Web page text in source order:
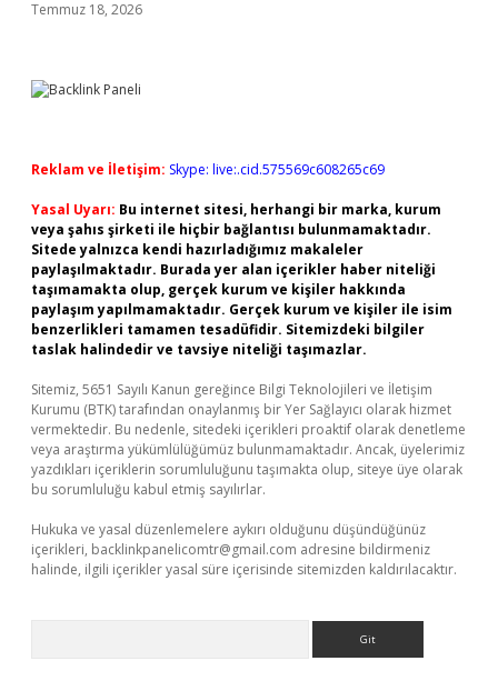
Temmuz 18, 2026
Reklam ve İletişim: Skype: live:.cid.575569c608265c69
Yasal Uyarı: Bu internet sitesi, herhangi bir marka, kurum
veya şahıs şirketi ile hiçbir bağlantısı bulunmamaktadır.
Sitede yalnızca kendi hazırladığımız makaleler
paylaşılmaktadır. Burada yer alan içerikler haber niteliği
taşımamakta olup, gerçek kurum ve kişiler hakkında
paylaşım yapılmamaktadır. Gerçek kurum ve kişiler ile isim
benzerlikleri tamamen tesadüfidir. Sitemizdeki bilgiler
taslak halindedir ve tavsiye niteliği taşımazlar.
Sitemiz, 5651 Sayılı Kanun gereğince Bilgi Teknolojileri ve İletişim
Kurumu (BTK) tarafından onaylanmış bir Yer Sağlayıcı olarak hizmet
vermektedir. Bu nedenle, sitedeki içerikleri proaktif olarak denetleme
veya araştırma yükümlülüğümüz bulunmamaktadır. Ancak, üyelerimiz
yazdıkları içeriklerin sorumluluğunu taşımakta olup, siteye üye olarak
bu sorumluluğu kabul etmiş sayılırlar.
Hukuka ve yasal düzenlemelere aykırı olduğunu düşündüğünüz
içerikleri, backlinkpanelicomtr@gmail.com adresine bildirmeniz
halinde, ilgili içerikler yasal süre içerisinde sitemizden kaldırılacaktır.